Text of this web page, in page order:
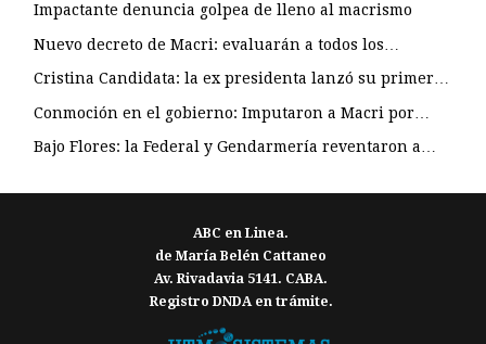
Impactante denuncia golpea de lleno al macrismo
Nuevo decreto de Macri: evaluarán a todos los…
Cristina Candidata: la ex presidenta lanzó su primer…
Conmoción en el gobierno: Imputaron a Macri por…
Bajo Flores: la Federal y Gendarmería reventaron a…
ABC en Linea.
de María Belén Cattaneo
Av. Rivadavia 5141. CABA.
Registro DNDA en trámite.